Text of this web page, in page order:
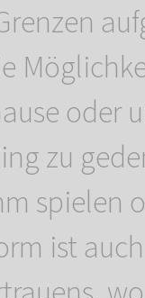
oder
zu
spielen
ist